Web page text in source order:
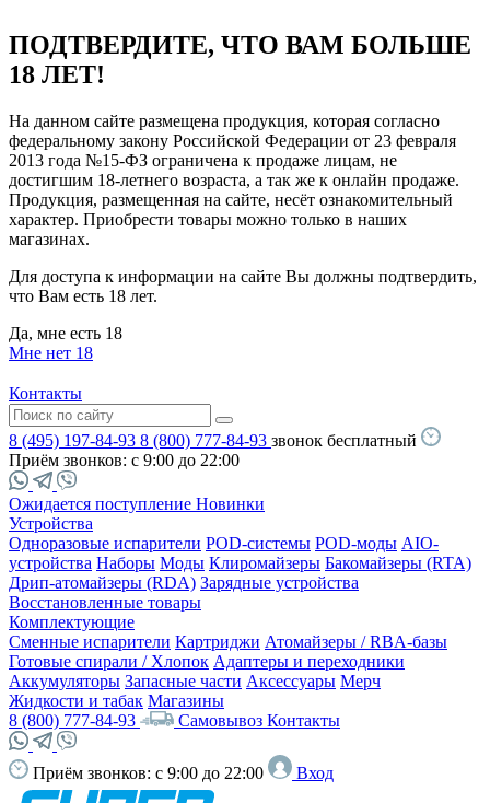
ПОДТВЕРДИТЕ, ЧТО ВАМ БОЛЬШЕ
18 ЛЕТ!
На данном сайте размещена продукция, которая согласно
федеральному закону Российской Федерации от 23 февраля
2013 года №15-ФЗ ограничена к продаже лицам, не
достигшим 18-летнего возраста, а так же к онлайн продаже.
Продукция, размещенная на сайте, несёт ознакомительный
характер. Приобрести товары можно только в наших
магазинах.
Для доступа к информации на сайте Вы должны подтвердить,
что Вам есть 18 лет.
Да, мне есть 18
Мне нет 18
Контакты
8 (495) 197-84-93 8 (800) 777-84-93 звонок бесплатный
Приём звонков: с 9:00 до 22:00
Ожидается поступление Новинки
Устройства
Одноразовые испарители POD-системы POD-моды AIO-
устройства Наборы Моды Клиромайзеры Бакомайзеры (RTA)
Дрип-атомайзеры (RDA) Зарядные устройства
Восстановленные товары
Комплектующие
Сменные испарители Картриджи Атомайзеры / RBA-базы
Готовые спирали / Хлопок Адаптеры и переходники
Аккумуляторы Запасные части Аксессуары Мерч
Жидкости и табак Магазины
8 (800) 777-84-93
Самовывоз Контакты
Приём звонков: с 9:00 до 22:00 Вход